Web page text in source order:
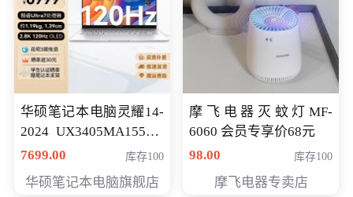
华硕笔记本电脑灵耀14-
2024 UX3405MA155夜
空蓝 oled 智慧轻薄本 会
7699.00 库存100
华硕笔记本电脑旗舰店
摩飞电器灭蚊灯MF-
6060 会员专享价68元
98.00
库存100
摩飞电器专卖店